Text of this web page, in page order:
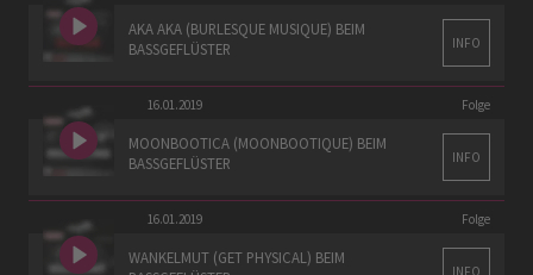
AKA AKA (BURLESQUE MUSIQUE) BEIM
BASSGEFLÜSTER
INFO
16.01.2019 Folge
MOONBOOTICA (MOONBOOTIQUE) BEIM
BASSGEFLÜSTER
INFO
16.01.2019 Folge
WANKELMUT (GET PHYSICAL) BEIM